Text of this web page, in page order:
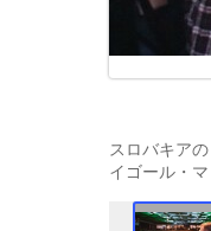
スロバキア
イゴール・